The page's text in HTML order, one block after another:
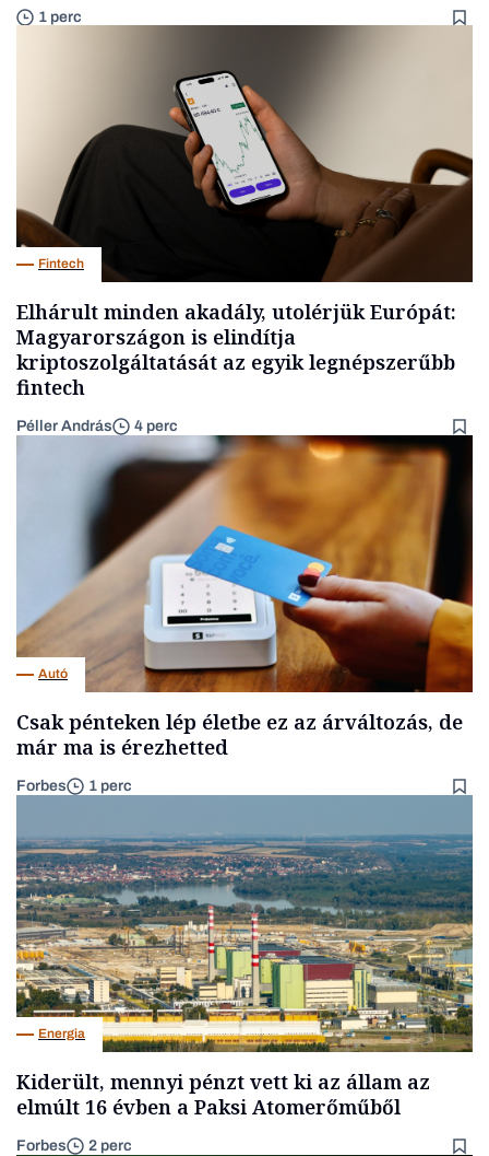
1 perc
Fintech
Elhárult minden akadály, utolérjük Európát:
Magyarországon is elindítja
kriptoszolgáltatását az egyik legnépszerűbb
fintech
Péller András 4 perc
Autó
Csak pénteken lép életbe ez az árváltozás, de
már ma is érezhetted
Forbes 1 perc
Energia
Kiderült, mennyi pénzt vett ki az állam az
elmúlt 16 évben a Paksi Atomerőműből
Forbes 2 perc